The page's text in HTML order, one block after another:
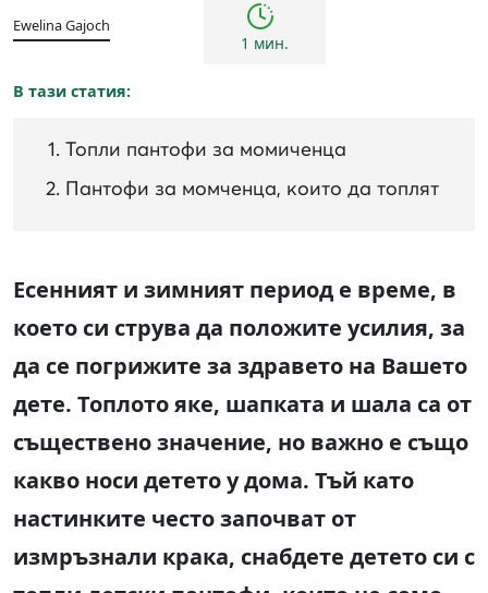
Ewelina Gajoch
1 мин.
В тази статия:
Топли пантофи за момиченца
Пантофи за момченца, които да топлят
Есенният и зимният период е време, в
което си струва да положите усилия, за
да се погрижите за здравето на Вашето
дете. Топлото яке, шапката и шала са от
съществено значение, но важно е също
какво носи детето у дома. Тъй като
настинките често започват от
измръзнали крака, снабдете детето си с